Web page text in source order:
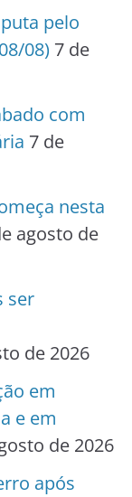
pelo
08) 7 de
com
7 de
nesta
agosto de
ser
de 2026
em
e em
de 2026
após